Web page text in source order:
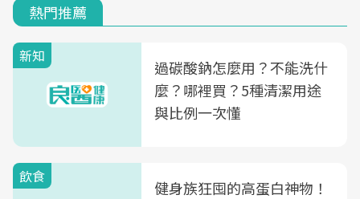
熱門推薦
新知
過碳酸鈉怎麼用？不能洗什
麼？哪裡買？5種清潔用途
與比例一次懂
飲食
健身族狂囤的高蛋白神物！